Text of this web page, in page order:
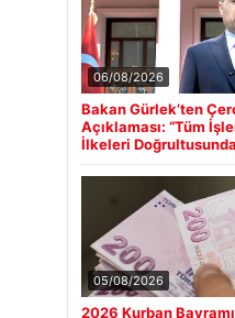
06/08/2026
Bakan Gürlek’ten
Açıklaması: “Tüm
İlkeleri
05/08/2026
2026 Kurban